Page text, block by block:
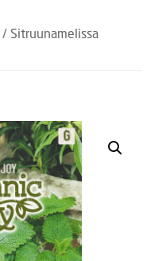
/ Sitruunamelissa